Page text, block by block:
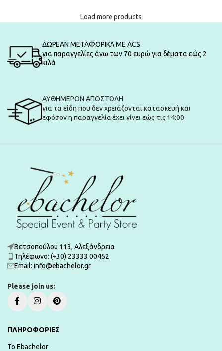
Load more products
ΔΩΡΕΑΝ ΜΕΤΑΦΟΡΙΚΑ ΜΕ ACS
για παραγγελίες άνω των 70 ευρώ για δέματα εώς 2
κιλά
ΑΥΘΗΜΕΡΟΝ ΑΠΟΣΤΟΛΗ
για τα είδη που δεν χρειάζονται κατασκευή και
εφόσον η παραγγελία έχει γίνει εώς τις 14:00
Βετσοπούλου 113, Αλεξάνδρεια
Τηλέφωνο: (+30) 23333 00452
Εmail: info@ebachelor.gr
Please join us:
ΠΛΗΡΟΦΟΡΙΕΣ
To Ebachelor